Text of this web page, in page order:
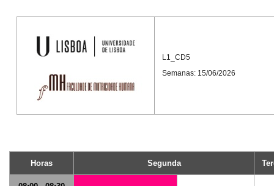
L1_CD5
Semanas: 15/06/2026
Horas Segunda